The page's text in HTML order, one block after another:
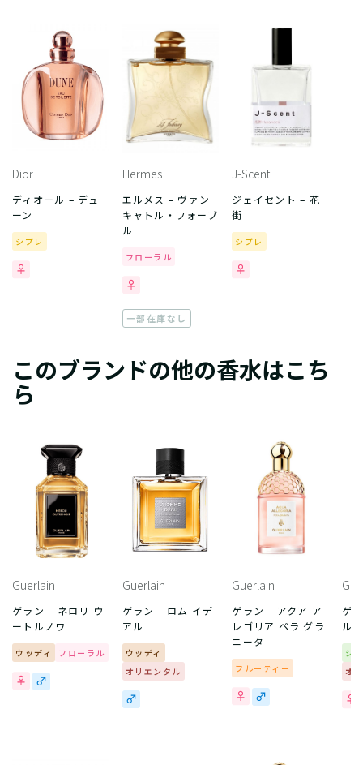
Dior
ディオール – デュ
ーン
シプレ
Hermes
エルメス – ヴァン
キャトル・フォーブ
ル
フローラル
一部在庫なし
J-Scent
ジェイセント – 花
街
シプレ
このブランドの他の香水はこち
ら
Guerlain
ゲラン – ネロリ ウ
ートルノワ
ウッディ フローラル
Guerlain
ゲラン – ロム イデ
アル
ウッディ
オリエンタル
Guerlain
ゲラン – アクア ア
レゴリア ペラ グラ
ニータ
フルーティー
ゲ
ル
シ
オ